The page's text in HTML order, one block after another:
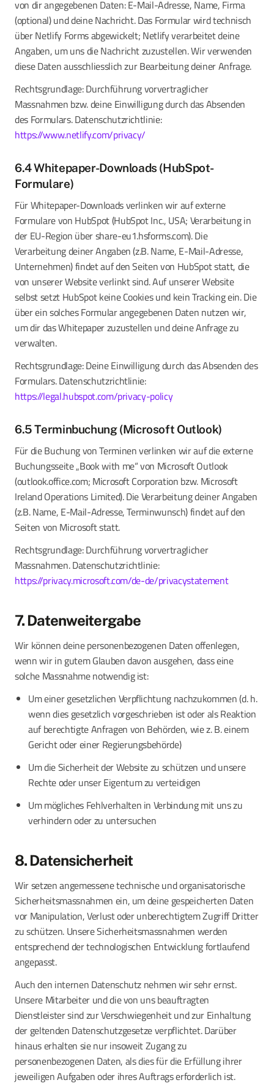
von dir angegebenen Daten: E-Mail-Adresse, Name, Firma
(optional) und deine Nachricht. Das Formular wird technisch
über Netlify Forms abgewickelt; Netlify verarbeitet deine
Angaben, um uns die Nachricht zuzustellen. Wir verwenden
diese Daten ausschliesslich zur Bearbeitung deiner Anfrage.
Rechtsgrundlage: Durchführung vorvertraglicher
Massnahmen bzw. deine Einwilligung durch das Absenden
des Formulars. Datenschutzrichtlinie:
https://www.netlify.com/privacy/
6.4 Whitepaper-Downloads (HubSpot-
Formulare)
Für Whitepaper-Downloads verlinken wir auf externe
Formulare von HubSpot (HubSpot Inc., USA; Verarbeitung in
der EU-Region über share-eu1.hsforms.com). Die
Verarbeitung deiner Angaben (z.B. Name, E-Mail-Adresse,
Unternehmen) findet auf den Seiten von HubSpot statt, die
von unserer Website verlinkt sind. Auf unserer Website
selbst setzt HubSpot keine Cookies und kein Tracking ein. Die
über ein solches Formular angegebenen Daten nutzen wir,
um dir das Whitepaper zuzustellen und deine Anfrage zu
verwalten.
Rechtsgrundlage: Deine Einwilligung durch das Absenden des
Formulars. Datenschutzrichtlinie:
https://legal.hubspot.com/privacy-policy
6.5 Terminbuchung (Microsoft Outlook)
Für die Buchung von Terminen verlinken wir auf die externe
Buchungsseite „Book with me“ von Microsoft Outlook
(outlook.office.com; Microsoft Corporation bzw. Microsoft
Ireland Operations Limited). Die Verarbeitung deiner Angaben
(z.B. Name, E-Mail-Adresse, Terminwunsch) findet auf den
Seiten von Microsoft statt.
Rechtsgrundlage: Durchführung vorvertraglicher
Massnahmen. Datenschutzrichtlinie:
https://privacy.microsoft.com/de-de/privacystatement
7. Datenweitergabe
Wir können deine personenbezogenen Daten offenlegen,
wenn wir in gutem Glauben davon ausgehen, dass eine
solche Massnahme notwendig ist:
Um einer gesetzlichen Verpflichtung nachzukommen (d. h.
wenn dies gesetzlich vorgeschrieben ist oder als Reaktion
auf berechtigte Anfragen von Behörden, wie z. B. einem
Gericht oder einer Regierungsbehörde)
Um die Sicherheit der Website zu schützen und unsere
Rechte oder unser Eigentum zu verteidigen
Um mögliches Fehlverhalten in Verbindung mit uns zu
verhindern oder zu untersuchen
8. Datensicherheit
Wir setzen angemessene technische und organisatorische
Sicherheitsmassnahmen ein, um deine gespeicherten Daten
vor Manipulation, Verlust oder unberechtigtem Zugriff Dritter
zu schützen. Unsere Sicherheitsmassnahmen werden
entsprechend der technologischen Entwicklung fortlaufend
angepasst.
Auch den internen Datenschutz nehmen wir sehr ernst.
Unsere Mitarbeiter und die von uns beauftragten
Dienstleister sind zur Verschwiegenheit und zur Einhaltung
der geltenden Datenschutzgesetze verpflichtet. Darüber
hinaus erhalten sie nur insoweit Zugang zu
personenbezogenen Daten, als dies für die Erfüllung ihrer
jeweiligen Aufgaben oder ihres Auftrags erforderlich ist.